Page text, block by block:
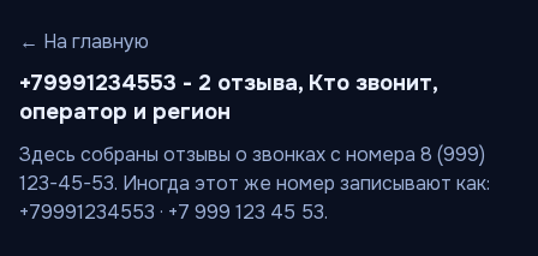
← На главную
+79991234553 - 2 отзыва, Кто звонит,
оператор и регион
Здесь собраны отзывы о звонках с номера 8 (999)
123-45-53. Иногда этот же номер записывают как:
+79991234553 · +7 999 123 45 53.